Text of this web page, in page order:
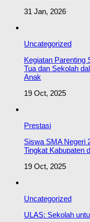
31 Jan, 2026
Uncategorized
Kegiatan Parenting
Tua dan Sekolah
Anak
19 Oct, 2025
Prestasi
Siswa SMA Negeri
Tingkat Kabupaten
19 Oct, 2025
Uncategorized
ULAS: Sekolah